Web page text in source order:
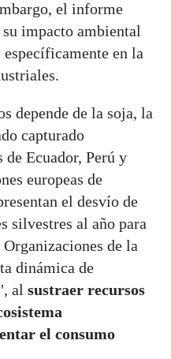
el informe
impacto ambiental
en la
depende de la soja, la
capturado
de Ecuador, Perú y
europeas de
el desvío de
silvestres al año para
de la
dinámica de
al sustraer recursos
el consumo